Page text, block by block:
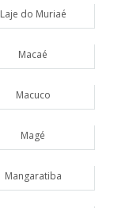
Laje do Muriaé
Macaé
Macuco
Magé
Mangaratiba